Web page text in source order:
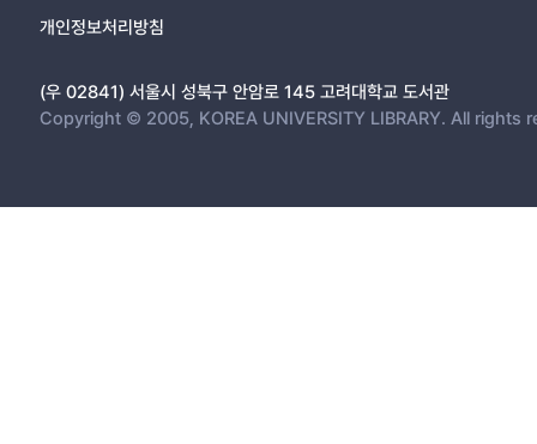
개인정보처리방침
(우 02841) 서울시 성북구 안암로 145 고려대학교 도서관
Copyright © 2005, KOREA UNIVERSITY LIBRARY. All rights